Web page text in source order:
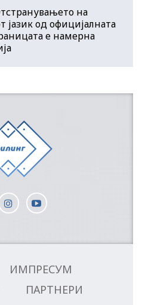
на
јазик од официјалната
е намерна
ИМПРЕСУМ
ПАРТНЕРИ